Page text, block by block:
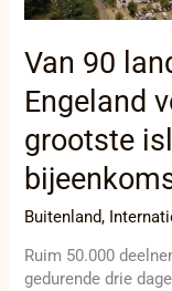
Van 90
Engeland
grootste
Buitenland,
Ruim 50.000
gedurende drie
grootste
bijeenkomsten
gans